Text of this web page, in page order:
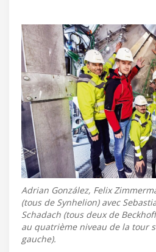
Adrian González, Felix
(tous de Synhelion) avec
Schadach (tous deux de
au quatrième niveau de la tour
gauche).